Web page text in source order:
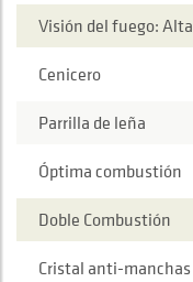
Visión del fuego: Alta
Cenicero
Parrilla de leña
Óptima combustión
Doble Combustión
Cristal anti-manchas